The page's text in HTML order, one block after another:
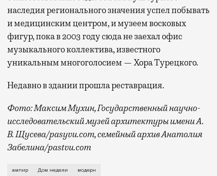
наследия регионального значения успел побывать
и медицинским центром, и музеем восковых
фигур, пока в 2003 году сюда не заехал офис
музыкального коллектива, известного
уникальным многоголосием — Хора Турецкого.
Недавно в здании прошла реставрация.
Фото: Максим Мухин, Государственный научно-
исследовательский музей архитектуры имени А.
В. Щусева/pasyvu.com, семейный архив Анатолия
Забелина/pastvu.com
История каменного строения в Мещанской
ампир Дом недели модерн